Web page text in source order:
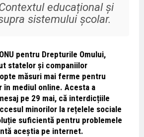
educațional și
sistemului școlar.
pentru Drepturile Omului,
statelor și companiilor
măsuri mai ferme pentru
în mediul online. Acesta a
pe 29 mai, că interdicțiile
minorilor la rețelele sociale
suficientă pentru problemele
aceștia pe internet.